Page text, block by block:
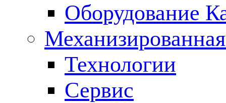
Оборудование
Технологии
Сервис